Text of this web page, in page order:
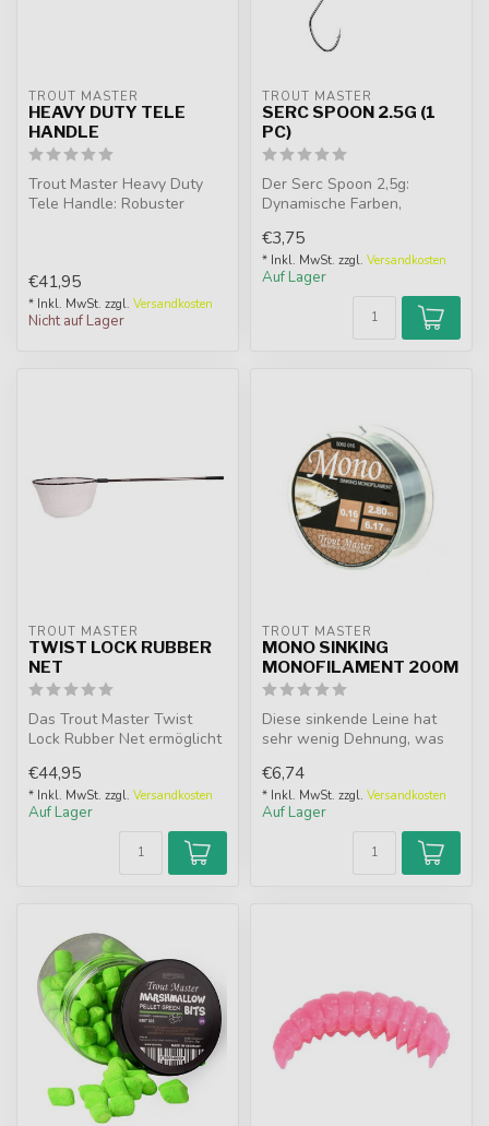
TROUT MASTER
HEAVY DUTY TELE
HANDLE
Trout Master Heavy Duty
Tele Handle: Robuster
€41,95
* Inkl. MwSt. zzgl. Versandkosten
Nicht auf Lager
TROUT MASTER
SERC SPOON 2.5G (1
PC)
Der Serc Spoon 2,5g:
Dynamische Farben,
perfekte Aktion bei j...
€3,75
* Inkl. MwSt. zzgl. Versandkosten
Auf Lager
TROUT MASTER
TWIST LOCK RUBBER
NET
Das Trout Master Twist
Lock Rubber Net ermöglicht
einfache...
€44,95
* Inkl. MwSt. zzgl. Versandkosten
Auf Lager
TROUT MASTER
MONO SINKING
MONOFILAMENT 200M
Diese sinkende Leine hat
sehr wenig Dehnung, was
Hakens e...
€6,74
* Inkl. MwSt. zzgl. Versandkosten
Auf Lager